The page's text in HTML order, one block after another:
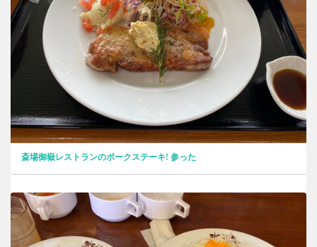
斎場御嶽レストランのポークステーキ! 参った